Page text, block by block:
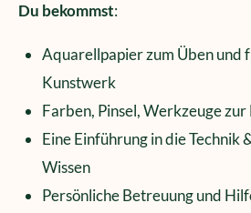
Du bekommst:
Aquarellpapier zum Üben und
Kunstwerk
Farben, Pinsel, Werkzeuge
Eine Einführung in die Technik
Wissen
Persönliche Betreuung und